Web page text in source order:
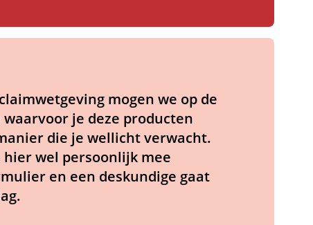
mogen we op de
je deze producten
die je wellicht verwacht.
wel persoonlijk mee
en een deskundige gaat